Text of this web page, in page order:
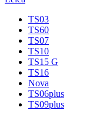
TS03
TS60
TS07
TS10
TS15 G
TS16
Nova
TS06plus
TS09plus